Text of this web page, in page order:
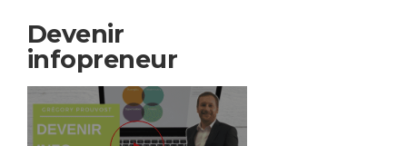
Devenir
infopreneur